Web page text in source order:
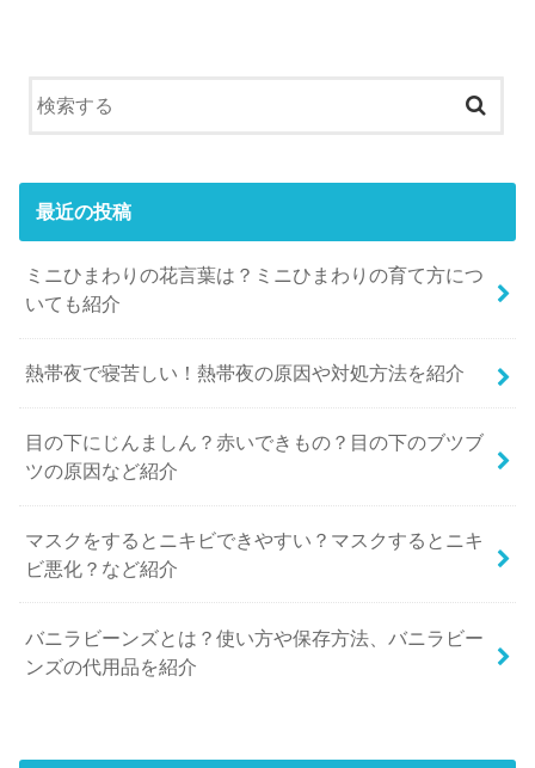
最近の投稿
ミニひまわりの花言葉は？ミニひまわりの育て方につ
いても紹介
熱帯夜で寝苦しい！熱帯夜の原因や対処方法を紹介
目の下にじんましん？赤いできもの？目の下のブツブ
ツの原因など紹介
マスクをするとニキビできやすい？マスクするとニキ
ビ悪化？など紹介
バニラビーンズとは？使い方や保存方法、バニラビー
ンズの代用品を紹介